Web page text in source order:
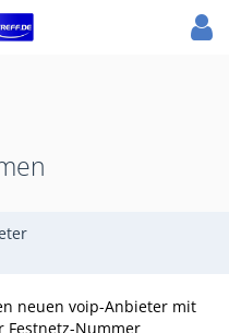
neuen voip-Anbieter mit
Festnetz-Nummer